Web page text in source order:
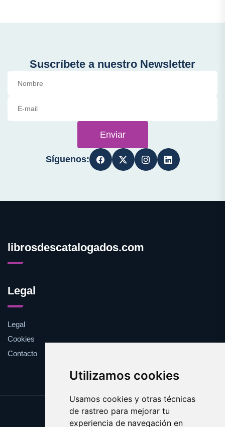
Utilizamos cookies
Usamos cookies y otras técnicas
de rastreo para mejorar tu
experiencia de navegación en
Suscríbete a nuestro Newsletter
Enviar
Síguenos:
librosdescatalogados.com
Legal
Legal
Cookies
Contacto
Update cookies preferences